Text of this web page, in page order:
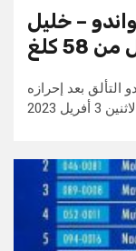
– خليل
كلغ
التألق بعد إحرازه